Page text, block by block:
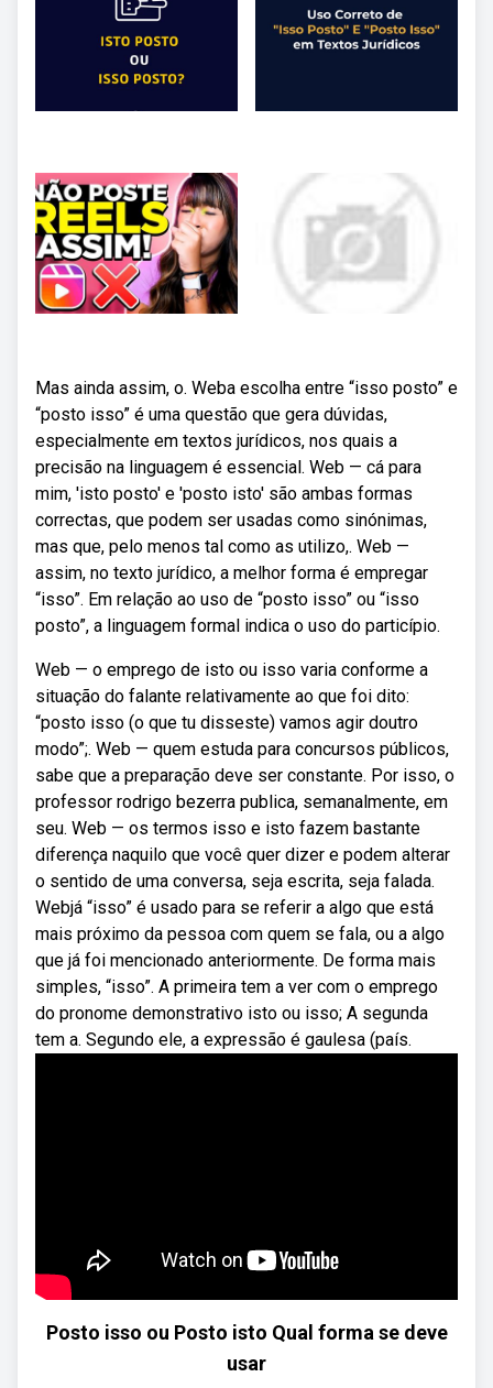
Mas ainda assim, o. Weba escolha entre “isso posto” e
“posto isso” é uma questão que gera dúvidas,
especialmente em textos jurídicos, nos quais a
precisão na linguagem é essencial. Web — cá para
mim, 'isto posto' e 'posto isto' são ambas formas
correctas, que podem ser usadas como sinónimas,
mas que, pelo menos tal como as utilizo,. Web —
assim, no texto jurídico, a melhor forma é empregar
“isso”. Em relação ao uso de “posto isso” ou “isso
posto”, a linguagem formal indica o uso do particípio.
Web — o emprego de isto ou isso varia conforme a
situação do falante relativamente ao que foi dito:
“posto isso (o que tu disseste) vamos agir doutro
modo”;. Web — quem estuda para concursos públicos,
sabe que a preparação deve ser constante. Por isso, o
professor rodrigo bezerra publica, semanalmente, em
seu. Web — os termos isso e isto fazem bastante
diferença naquilo que você quer dizer e podem alterar
o sentido de uma conversa, seja escrita, seja falada.
Webjá “isso” é usado para se referir a algo que está
mais próximo da pessoa com quem se fala, ou a algo
que já foi mencionado anteriormente. De forma mais
simples, “isso”. A primeira tem a ver com o emprego
do pronome demonstrativo isto ou isso; A segunda
tem a. Segundo ele, a expressão é gaulesa (país.
Posto isso ou Posto isto Qual forma se deve
usar